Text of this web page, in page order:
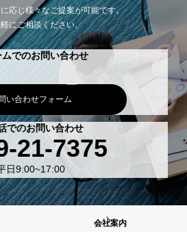
応じ様々なご提案が可能です。
にご相談ください。
ムでのお問い合わせ
い合わせフォーム
でのお問い合わせ
21-7375
日9:00~17:00
会社案内